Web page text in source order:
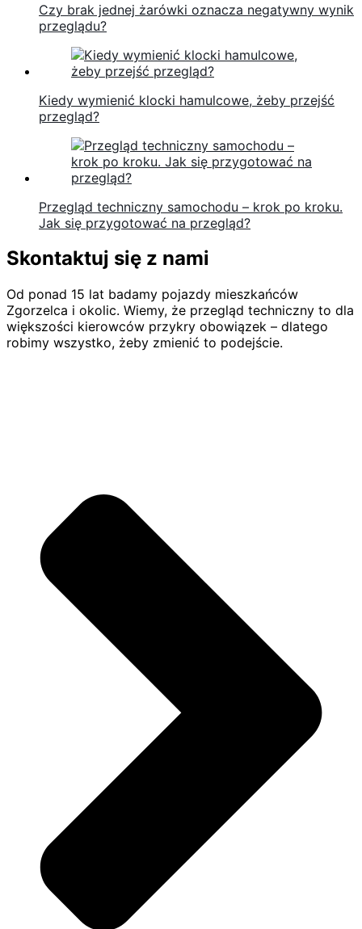
Czy brak jednej żarówki oznacza negatywny wynik
przeglądu?
Kiedy wymienić klocki hamulcowe, żeby przejść
przegląd?
Przegląd techniczny samochodu – krok po kroku.
Jak się przygotować na przegląd?
Skontaktuj się z nami
Od ponad 15 lat badamy pojazdy mieszkańców
Zgorzelca i okolic. Wiemy, że przegląd techniczny to dla
większości kierowców przykry obowiązek – dlatego
robimy wszystko, żeby zmienić to podejście.